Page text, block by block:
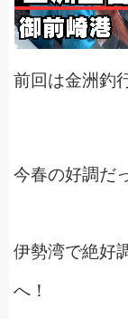
前回は金洲釣
今春の好調だ
伊勢湾で絶好
へ！